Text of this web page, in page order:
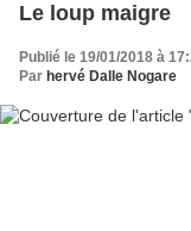
Le loup maigre
Publié le 19/01/2018 à
Par hervé Dalle Nogare